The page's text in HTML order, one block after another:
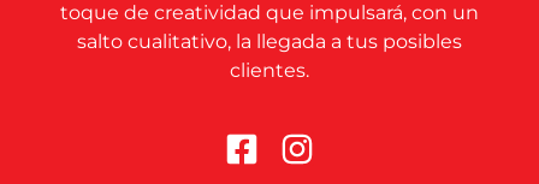
toque de creatividad que impulsará, con un
salto cualitativo, la llegada a tus posibles
clientes.